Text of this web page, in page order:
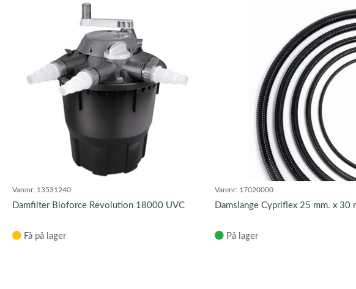
Varenr: 13531240
Damfilter Bioforce Revolution 18000 UVC
Få på lager
Varenr: 17020000
Damslange Cypriflex 25 mm. x 30
På lager